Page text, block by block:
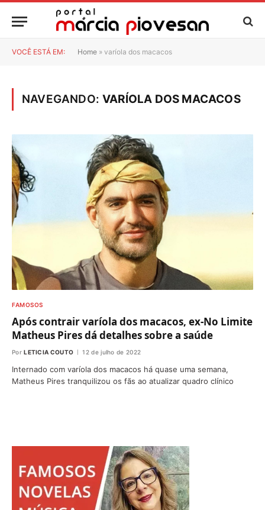
VOCÊ ESTÁ EM: Home » varíola dos macacos
NAVEGANDO:VARÍOLA DOS MACACOS
FAMOSOS
Após contrair varíola dos macacos, ex-No Limite
Matheus Pires dá detalhes sobre a saúde
Por LETICIA COUTO 12 de julho de 2022
Internado com varíola dos macacos há quase uma semana,
Matheus Pires tranquilizou os fãs ao atualizar quadro clínico